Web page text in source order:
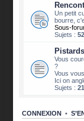
Un petit
bourre,
Sous-
Sujets :
Pistards
Vous
?
Vous
Ici on
Sujets :
CONNEXION •